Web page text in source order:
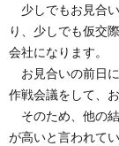
少しでもお見合
り、少しでも仮交
会社になります。
お見合いの前日
作戦会議をして、
そのため、他の
が高いと言われてい